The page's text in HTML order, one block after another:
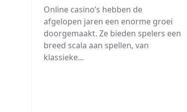
Online casino’s hebben de
afgelopen jaren een enorme groei
doorgemaakt. Ze bieden spelers een
breed scala aan spellen, van
klassieke...